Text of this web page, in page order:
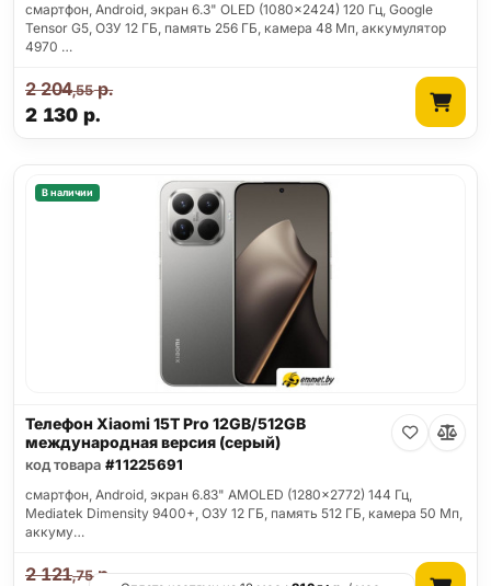
смартфон, Android, экран 6.3" OLED (1080x2424) 120 Гц, Google
Tensor G5, ОЗУ 12 ГБ, память 256 ГБ, камера 48 Мп, аккумулятор
4970 …
2 130 р.
2 204,55р.
В наличии
Телефон Xiaomi 15T Pro 12GB/512GB
международная версия (серый)
код товара #11225691
смартфон, Android, экран 6.83" AMOLED (1280x2772) 144 Гц,
Mediatek Dimensity 9400+, ОЗУ 12 ГБ, память 512 ГБ, камера 50 Мп,
аккуму…
2 121,75р.